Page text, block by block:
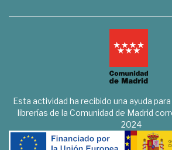
Esta actividad ha recibido una ayuda
librerías de la Comunidad de Madrid
2024